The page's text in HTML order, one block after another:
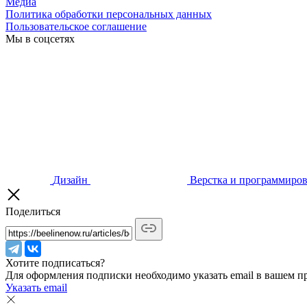
Политика обработки персональных данных
Пользовательское соглашение
Мы в соцсетях
Дизайн Верстка и
Поделиться
Хотите подписаться?
Для оформления подписки необходимо указать email в вашем
Указать email